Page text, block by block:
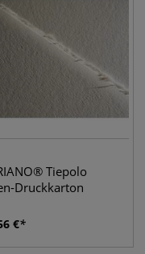
Tiepolo
Druckkarton
€